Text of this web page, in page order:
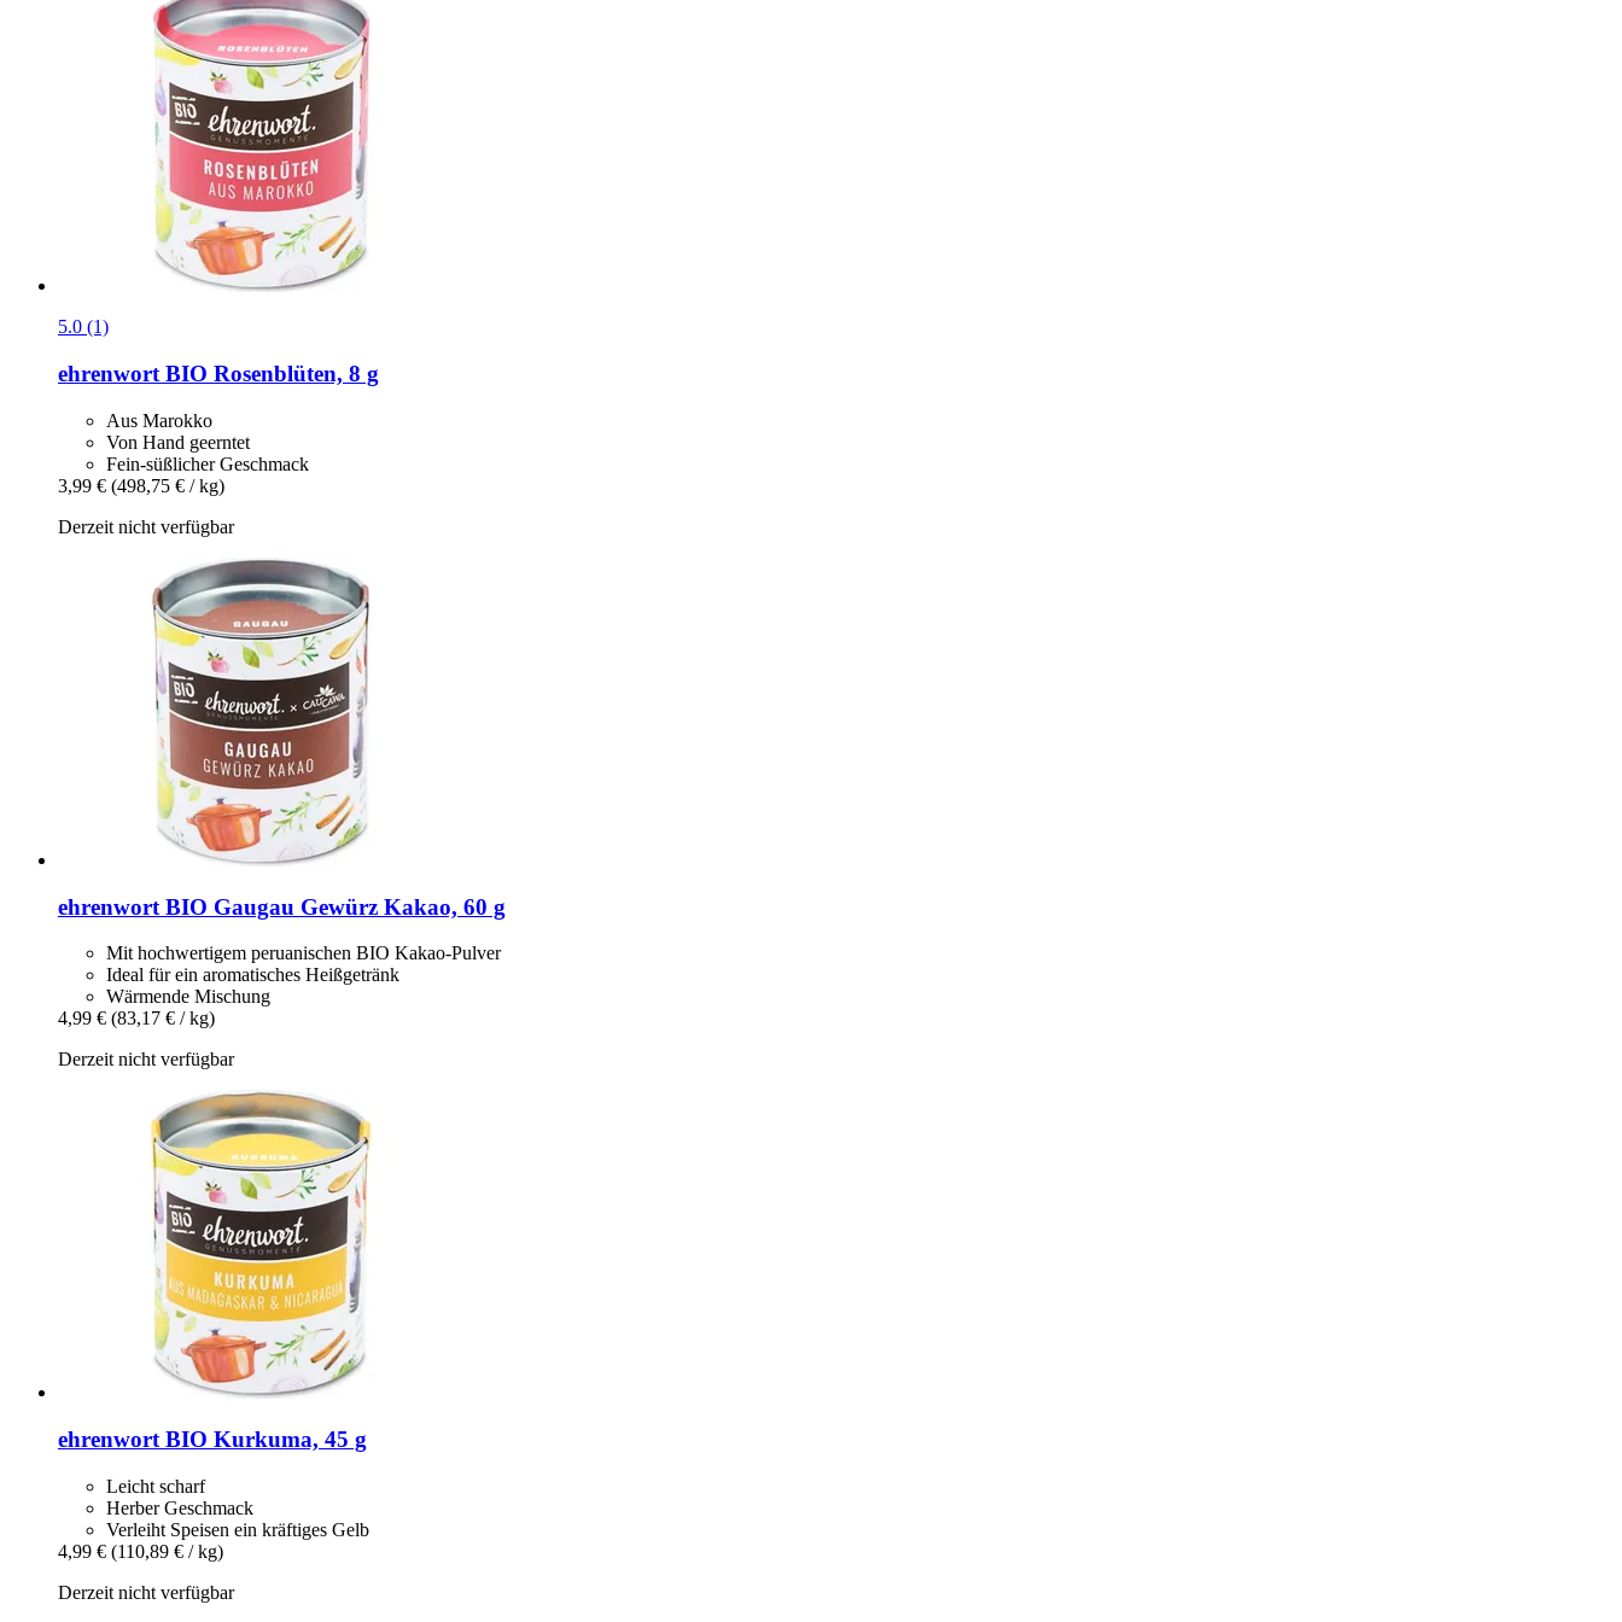
5.0 (1)
ehrenwort BIO Rosenblüten, 8 g
Aus Marokko
Von Hand geerntet
Fein-süßlicher Geschmack
3,99 € (498,75 € / kg)
Derzeit nicht verfügbar
ehrenwort BIO Gaugau Gewürz Kakao, 60 g
Mit hochwertigem peruanischen BIO Kakao-Pulver
Ideal für ein aromatisches Heißgetränk
Wärmende Mischung
4,99 € (83,17 € / kg)
Derzeit nicht verfügbar
ehrenwort BIO Kurkuma, 45 g
Leicht scharf
Herber Geschmack
Verleiht Speisen ein kräftiges Gelb
4,99 € (110,89 € / kg)
Derzeit nicht verfügbar